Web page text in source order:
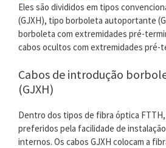
Eles são divididos em tipos
(GJXH), tipo borboleta autoportante
borboleta com extremidades pré-
cabos ocultos com extremidades pré-
Cabos de introdução
(GJXH)
Dentro dos tipos de fibra óptica FTTH,
preferidos pela facilidade de
internos. Os cabos GJXH colocam a